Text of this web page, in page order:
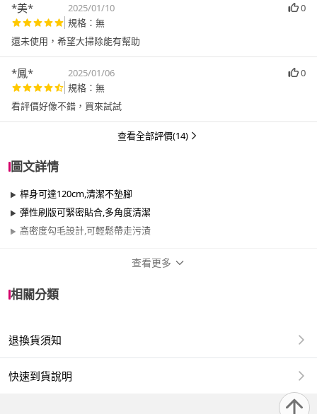
*美* 2025/01/10
0
規格：無
還未使用，希望大掃除能有幫助
*鳳* 2025/01/06
0
規格：無
看評價好像不錯，買來試試
查看全部評價(14)
圖文詳情
桿身可達120cm,清潔不墊腳
彈性刷版可緊密貼合,多角度清潔
高密度勾毛設計,可輕鬆帶走污漬
適用於
查看更多
相關分類
退換貨須知
快速到貨說明